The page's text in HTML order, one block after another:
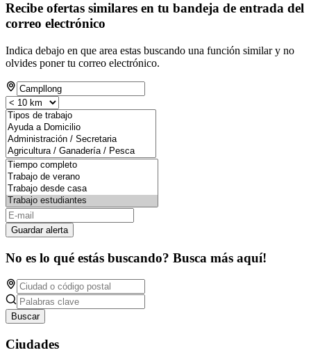
Recibe ofertas similares en tu bandeja de entrada del
correo electrónico
Indica debajo en que area estas buscando una función similar y no
olvides poner tu correo electrónico.
Guardar alerta
No es lo qué estás buscando? Busca más aquí!
Buscar
Ciudades